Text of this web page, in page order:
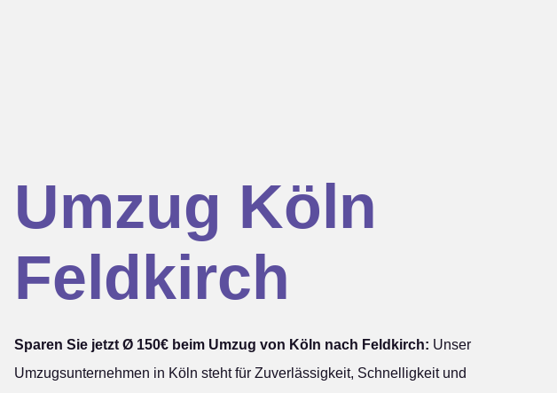
Umzug Köln
Feldkirch
Sparen Sie jetzt Ø 150€ beim Umzug von Köln nach Feldkirch: Unser
Umzugsunternehmen in Köln steht für Zuverlässigkeit, Schnelligkeit und